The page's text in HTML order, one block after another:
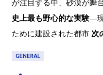
が注目する中、砂漠が舞
史上最も野心的な実験―
ために建設された都市 次
GENERAL